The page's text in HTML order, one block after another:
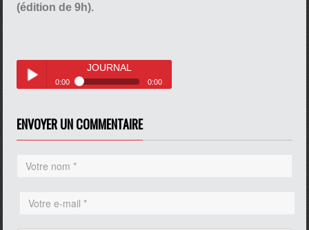
(édition de 9h).
JOURNAL
0:00 0:00
ENVOYER UN COMMENTAIRE